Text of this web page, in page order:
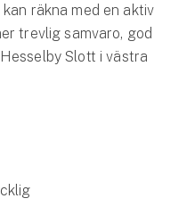
räkna med en aktiv
trevlig samvaro, god
Slott i västra